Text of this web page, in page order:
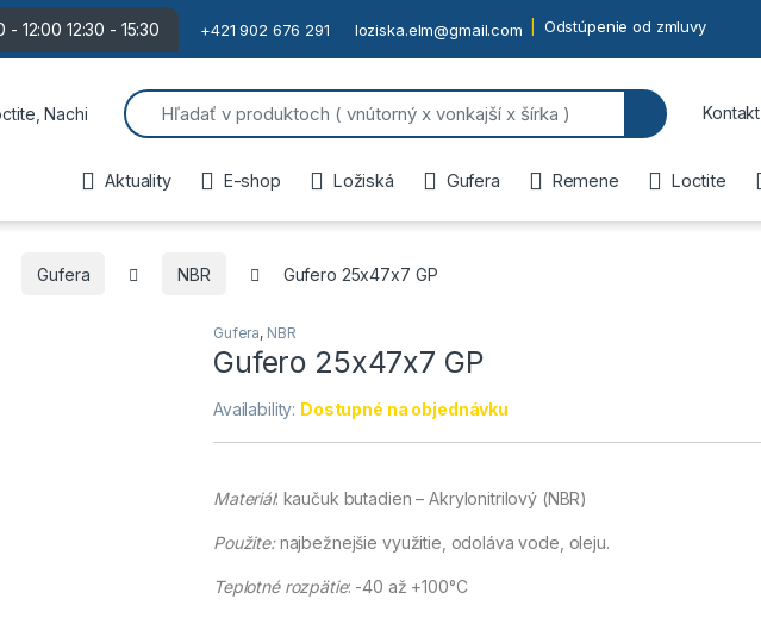
- 12:00 12:30 - 15:30 +421 902 676 291 loziska.elm@gmail.com Odstúpenie od zmluvy
Search for:
Kontakt
Aktuality E-shop Ložiská Gufera Remene Loctite
Gufera NBR Gufero 25x47x7 GP
Gufera, NBR
Gufero 25x47x7 GP
Availability: Dostupné na objednávku
Materiál: kaučuk butadien – Akrylonitrilový (NBR)
Použite:najbežnejšie využitie, odoláva vode, oleju.
Teplotné rozpätie: -40 až +100°C